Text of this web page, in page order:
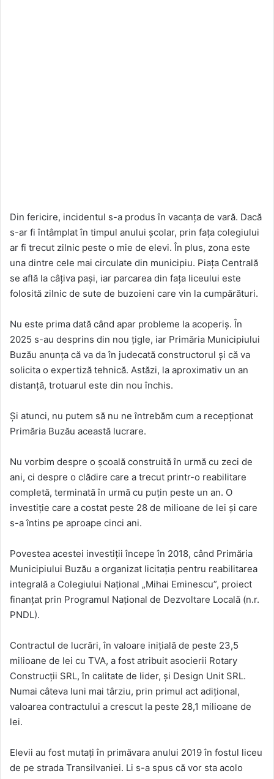
Din fericire, incidentul s-a produs în vacanța de vară. Dacă
s-ar fi întâmplat în timpul anului școlar, prin fața colegiului
ar fi trecut zilnic peste o mie de elevi. În plus, zona este
una dintre cele mai circulate din municipiu. Piața Centrală
se află la câțiva pași, iar parcarea din fața liceului este
folosită zilnic de sute de buzoieni care vin la cumpărături.
Nu este prima dată când apar probleme la acoperiș. În
2025 s-au desprins din nou țigle, iar Primăria Municipiului
Buzău anunța că va da în judecată constructorul și că va
solicita o expertiză tehnică. Astăzi, la aproximativ un an
distanță, trotuarul este din nou închis.
Și atunci, nu putem să nu ne întrebăm cum a recepționat
Primăria Buzău această lucrare.
Nu vorbim despre o școală construită în urmă cu zeci de
ani, ci despre o clădire care a trecut printr-o reabilitare
completă, terminată în urmă cu puțin peste un an. O
investiție care a costat peste 28 de milioane de lei și care
s-a întins pe aproape cinci ani.
Povestea acestei investiții începe în 2018, când Primăria
Municipiului Buzău a organizat licitația pentru reabilitarea
integrală a Colegiului Național „Mihai Eminescu”, proiect
finanțat prin Programul Național de Dezvoltare Locală (n.r.
PNDL).
Contractul de lucrări, în valoare inițială de peste 23,5
milioane de lei cu TVA, a fost atribuit asocierii Rotary
Construcții SRL, în calitate de lider, și Design Unit SRL.
Numai câteva luni mai târziu, prin primul act adițional,
valoarea contractului a crescut la peste 28,1 milioane de
lei.
Elevii au fost mutați în primăvara anului 2019 în fostul liceu
de pe strada Transilvaniei. Li s-a spus că vor sta acolo